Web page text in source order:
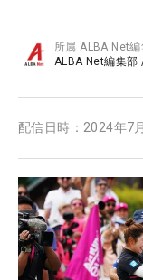
所属ALBA Net編
ALBA Net編集部
配信日時： 2024年7